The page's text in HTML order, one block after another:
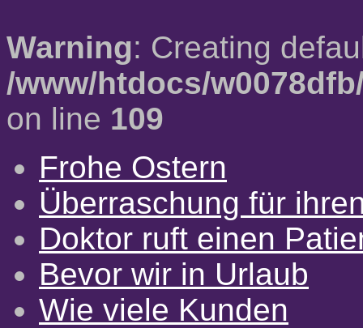
Warning: Creating
/www/htdocs/
on line 109
Frohe Ostern
Überraschung für
Doktor ruft einen
Bevor wir in Urlaub
Wie viele Kunden